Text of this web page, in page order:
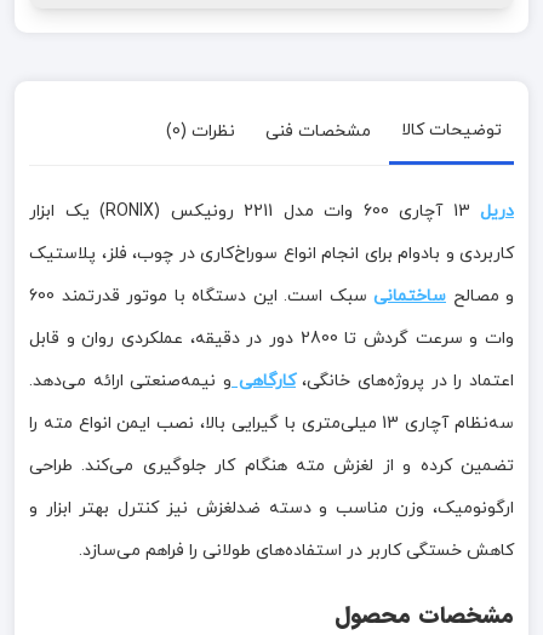
توضیحات کالا مشخصات فنی نظرات (0)
دریل
13 آچاری 600 وات مدل 2211 رونیکس (RONIX) یک ابزار
کاربردی و بادوام برای انجام انواع سوراخ‌کاری در چوب، فلز، پلاستیک
و مصالح ساختمانی
سبک است. این دستگاه با موتور قدرتمند 600
وات و سرعت گردش تا 2800 دور در دقیقه، عملکردی روان و قابل
اعتماد را در پروژه‌های خانگی،کارگاهی و نیمه‌صنعتی ارائه می‌دهد.
سه‌نظام آچاری 13 میلی‌متری با گیرایی بالا، نصب ایمن انواع مته را
تضمین کرده و از لغزش مته هنگام کار جلوگیری می‌کند. طراحی
ارگونومیک، وزن مناسب و دسته ضدلغزش نیز کنترل بهتر ابزار و
کاهش خستگی کاربر در استفاده‌های طولانی را فراهم می‌سازد.
مشخصات محصول